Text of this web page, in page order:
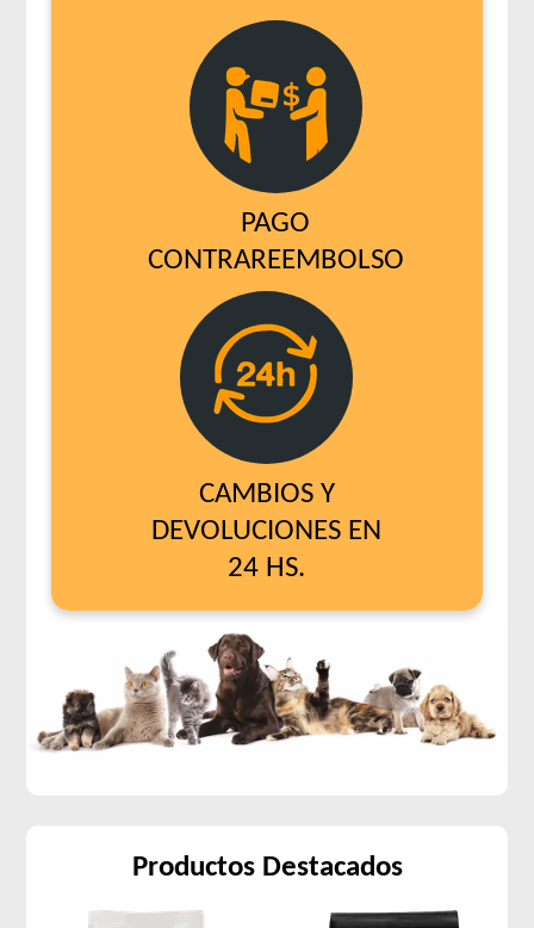
PAGO
CONTRAREEMBOLSO
CAMBIOS Y
DEVOLUCIONES EN
24 HS.
Productos Destacados